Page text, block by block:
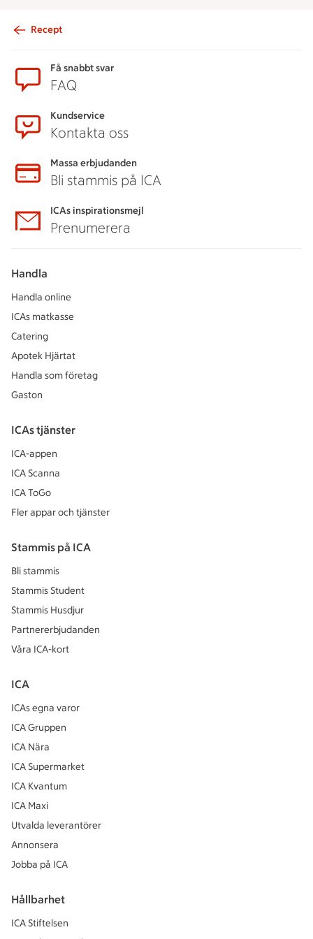
Recept
Få snabbt svar
FAQ
Kundservice
Kontakta oss
Massa erbjudanden
Bli stammis på ICA
ICAs inspirationsmejl
Prenumerera
Handla
Handla online
ICAs matkasse
Catering
Apotek Hjärtat
Handla som företag
Gaston
ICAs tjänster
ICA-appen
ICA Scanna
ICA ToGo
Fler appar och tjänster
Stammis på ICA
Bli stammis
Stammis Student
Stammis Husdjur
Partnererbjudanden
Våra ICA-kort
ICA
ICAs egna varor
ICA Gruppen
ICA Nära
ICA Supermarket
ICA Kvantum
ICA Maxi
Utvalda leverantörer
Annonsera
Jobba på ICA
Hållbarhet
ICA Stiftelsen